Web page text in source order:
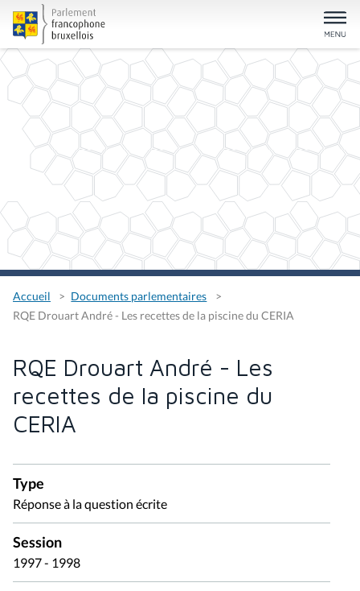
Accueil
Documents parlementaires
RQE Drouart André - Les recettes de la piscine du CERIA
RQE Drouart André - Les
recettes de la piscine du
CERIA
Type
Réponse à la question écrite
Session
1997 - 1998